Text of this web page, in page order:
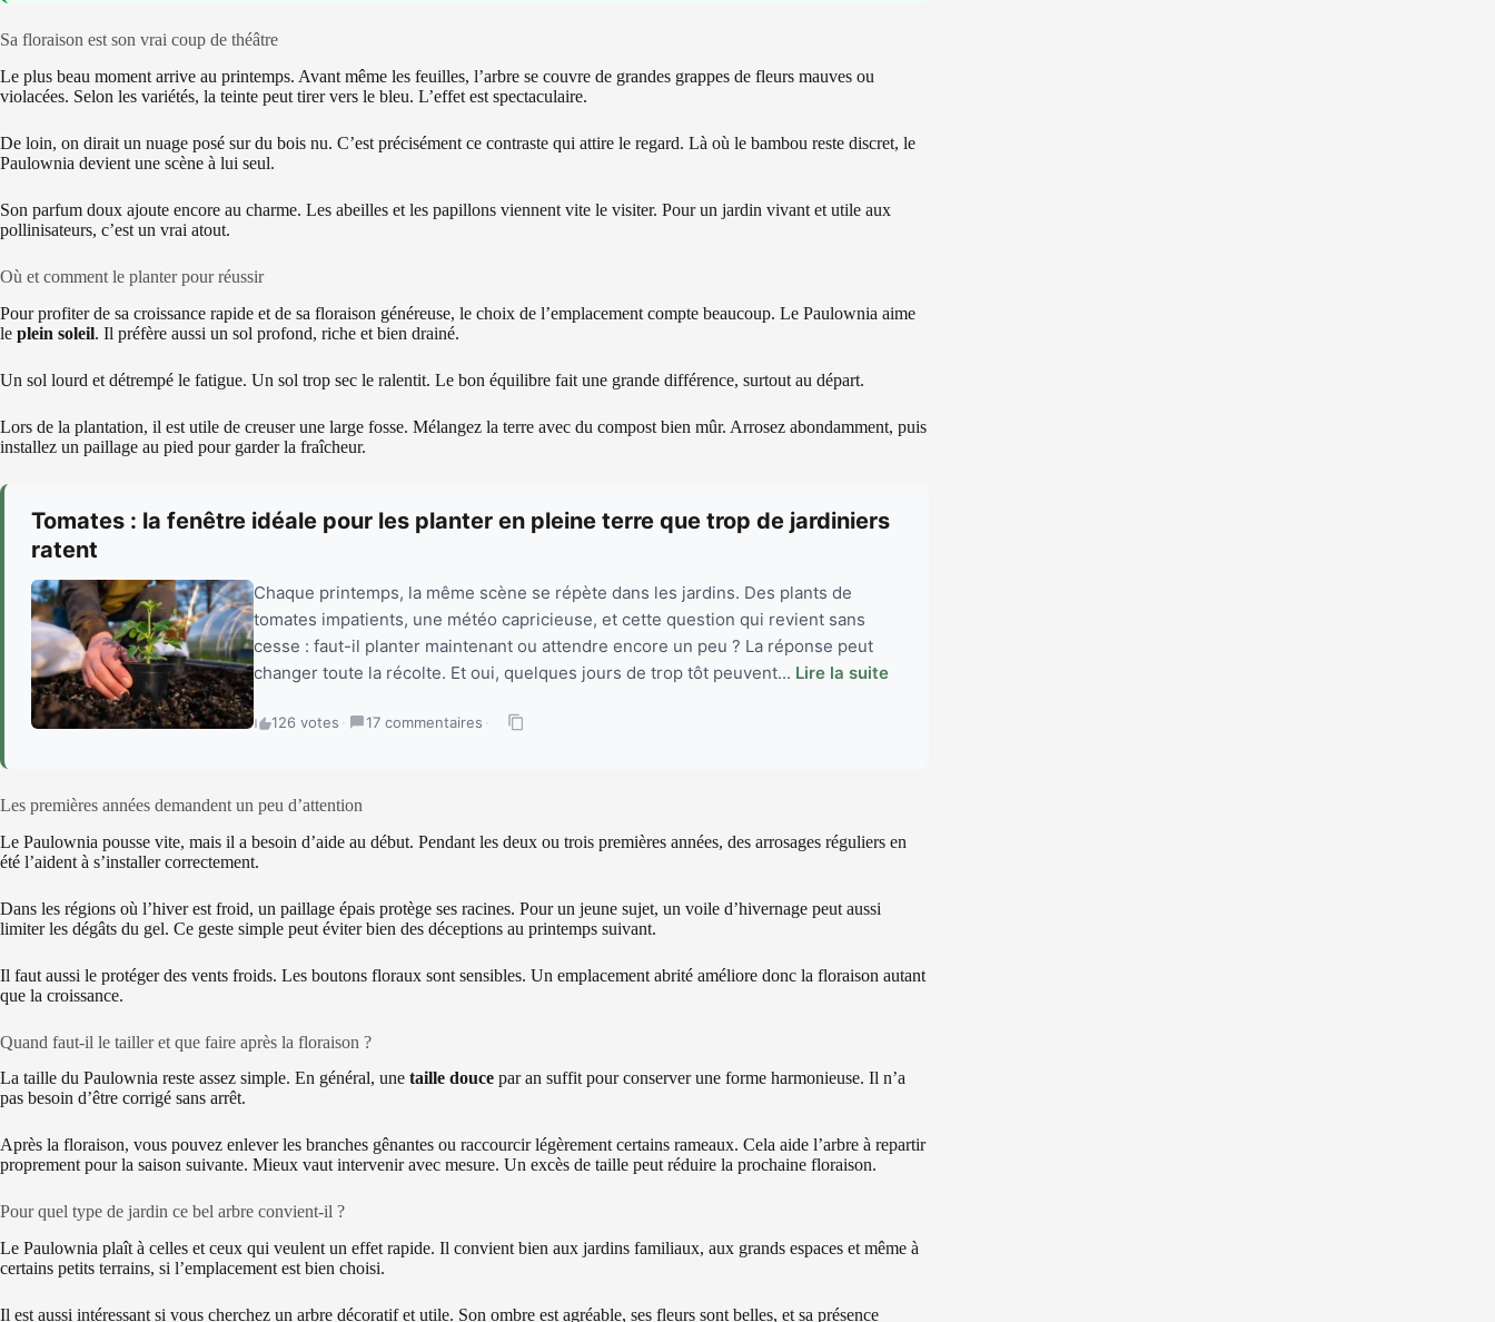
Sa floraison est son vrai coup de théâtre
Le plus beau moment arrive au printemps. Avant même les feuilles, l’arbre se couvre de grandes grappes de fleurs mauves ou
violacées. Selon les variétés, la teinte peut tirer vers le bleu. L’effet est spectaculaire.
De loin, on dirait un nuage posé sur du bois nu. C’est précisément ce contraste qui attire le regard. Là où le bambou reste discret, le
Paulownia devient une scène à lui seul.
Son parfum doux ajoute encore au charme. Les abeilles et les papillons viennent vite le visiter. Pour un jardin vivant et utile aux
pollinisateurs, c’est un vrai atout.
Où et comment le planter pour réussir
Pour profiter de sa croissance rapide et de sa floraison généreuse, le choix de l’emplacement compte beaucoup. Le Paulownia aime
le plein soleil. Il préfère aussi un sol profond, riche et bien drainé.
Un sol lourd et détrempé le fatigue. Un sol trop sec le ralentit. Le bon équilibre fait une grande différence, surtout au départ.
Lors de la plantation, il est utile de creuser une large fosse. Mélangez la terre avec du compost bien mûr. Arrosez abondamment, puis
installez un paillage au pied pour garder la fraîcheur.
Tomates : la fenêtre idéale pour les planter en pleine terre que trop de jardiniers
ratent
Chaque printemps, la même scène se répète dans les jardins. Des plants de
tomates impatients, une météo capricieuse, et cette question qui revient sans
cesse : faut-il planter maintenant ou attendre encore un peu ? La réponse peut
changer toute la récolte. Et oui, quelques jours de trop tôt peuvent... Lire la suite
126 votes · 17 commentaires ·
Les premières années demandent un peu d’attention
Le Paulownia pousse vite, mais il a besoin d’aide au début. Pendant les deux ou trois premières années, des arrosages réguliers en
été l’aident à s’installer correctement.
Dans les régions où l’hiver est froid, un paillage épais protège ses racines. Pour un jeune sujet, un voile d’hivernage peut aussi
limiter les dégâts du gel. Ce geste simple peut éviter bien des déceptions au printemps suivant.
Il faut aussi le protéger des vents froids. Les boutons floraux sont sensibles. Un emplacement abrité améliore donc la floraison autant
que la croissance.
Quand faut-il le tailler et que faire après la floraison ?
La taille du Paulownia reste assez simple. En général, une taille douce par an suffit pour conserver une forme harmonieuse. Il n’a
pas besoin d’être corrigé sans arrêt.
Après la floraison, vous pouvez enlever les branches gênantes ou raccourcir légèrement certains rameaux. Cela aide l’arbre à repartir
proprement pour la saison suivante. Mieux vaut intervenir avec mesure. Un excès de taille peut réduire la prochaine floraison.
Pour quel type de jardin ce bel arbre convient-il ?
Le Paulownia plaît à celles et ceux qui veulent un effet rapide. Il convient bien aux jardins familiaux, aux grands espaces et même à
certains petits terrains, si l’emplacement est bien choisi.
Il est aussi intéressant si vous cherchez un arbre décoratif et utile. Son ombre est agréable, ses fleurs sont belles, et sa présence